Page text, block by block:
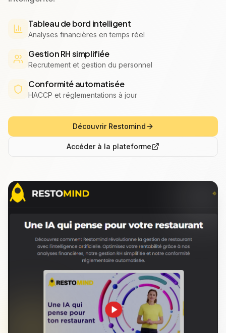
Tableau de bord intelligent
Analyses financières en temps réel
Gestion RH simplifiée
Recrutement et gestion du personnel
Conformité automatisée
HACCP et réglementations à jour
Découvrir Restomind
Accéder à la plateforme